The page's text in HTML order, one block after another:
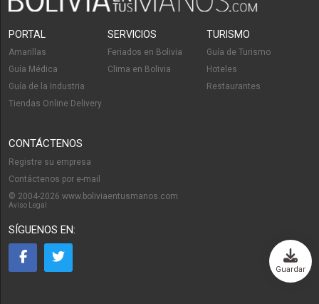
Guardar
PORTAL
Amarillas
Guía Médica
Guía de la Industria
Tiendas Online Delivery
SERVICIOS
Feriados en Bolivia
Clima en Bolivia
TURISMO
Guía de Turismo
Hoteles
Restaurantes
CONTÁCTENOS
Registre su empresa
Contáctenos por e-mail
© 2004-2026 www.boliviaentusmanos.com
Aviso Legal
SÍGUENOS EN: